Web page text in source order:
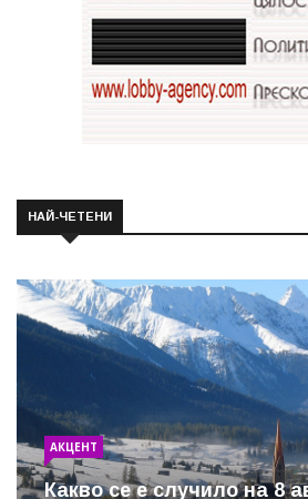
НАЙ-ЧЕТЕНИ
АКЦЕНТ
Какво се е случило на 8